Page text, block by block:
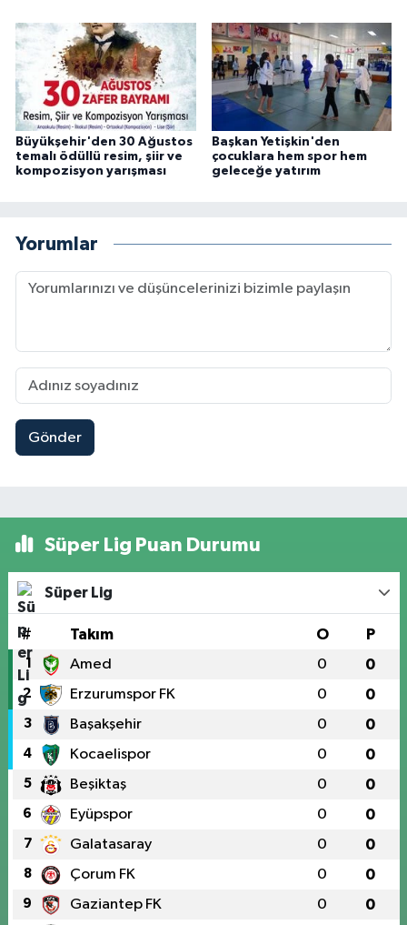
Büyükşehir'den 30 Ağustos
temalı ödüllü resim, şiir ve
kompozisyon yarışması
Başkan Yetişkin'den
çocuklara hem spor hem
geleceğe yatırım
Yorumlar
Gönder
Süper Lig Puan Durumu
Süper Lig
# Takım O P
1 Amed 0 0
2 Erzurumspor FK 0 0
3 Başakşehir 0 0
4 Kocaelispor 0 0
5 Beşiktaş 0 0
6 Eyüpspor 0 0
7 Galatasaray 0 0
8 Çorum FK 0 0
9 Gaziantep FK 0 0